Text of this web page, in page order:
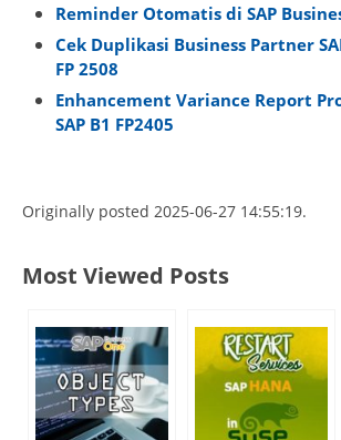
Reminder Otomatis di SAP
Cek Duplikasi Business Partner
FP 2508
Enhancement Variance Report
SAP B1 FP2405
Originally posted 2025-06-27 14:55:19.
Most Viewed Posts